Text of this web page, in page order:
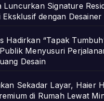
Luncurkan Signature
Eksklusif dengan
Hadirkan “Tapak
Menyusuri
Desain
Sekadar Layar, Haier
di Rumah Lewat